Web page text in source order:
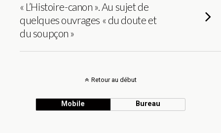
« L’Histoire-canon ». Au sujet de
quelques ouvrages « du doute et
du soupçon »
Retour au début
Mobile Bureau